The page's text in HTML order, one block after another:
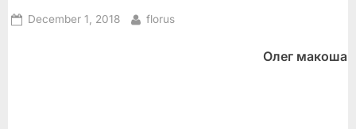
Posted
December 1, 2018 By
florus
Олег макоша